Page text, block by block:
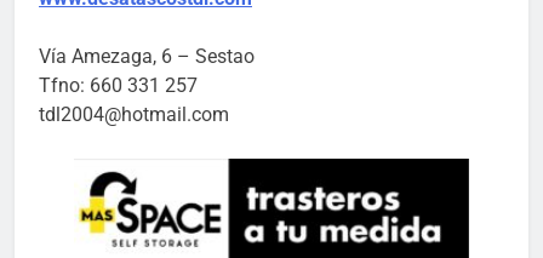
Vía Amezaga, 6 – Sestao
Tfno: 660 331 257
tdl2004@hotmail.com